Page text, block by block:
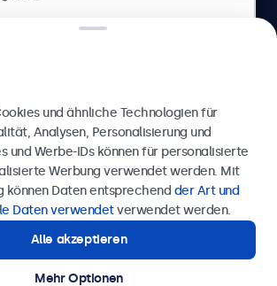
59, 40212 Düsseldorf, Deutschland
Anfrage senden
uns an unter0211 38 78 95 62
uns!
und ähnliche Technologien für
Analysen, Personalisierung und
und Werbe-IDs können für personalisierte
Werbung verwendet werden. Mit
können Daten entsprechend der Art und
Daten verwendetverwendet werden.
Alle akzeptieren
Mehr Optionen